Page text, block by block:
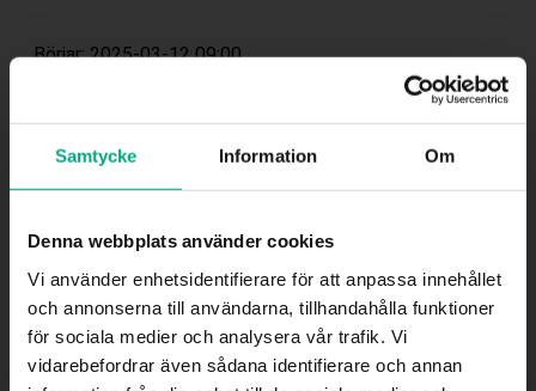
Samtycke Information Om
Denna webbplats använder cookies
Vi använder enhetsidentifierare för att anpassa innehållet
och annonserna till användarna, tillhandahålla funktioner
för sociala medier och analysera vår trafik. Vi
vidarebefordrar även sådana identifierare och annan
Börjar: 2025-03-12 09:00
Förhandlingar med Fastigo och Vision, Ledarna samt AiF,
Akademiker­förbunden inom Fastigos avtalsområde
(Sveriges Ingenjörer, Akademikerförbundet SSR, Akavia
och Sveriges Arkitekter)